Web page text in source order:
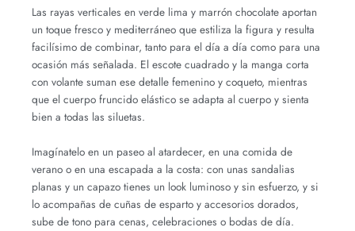
Las rayas verticales en verde lima y marrón chocolate aportan
un toque fresco y mediterráneo que estiliza la figura y resulta
facilísimo de combinar, tanto para el día a día como para una
ocasión más señalada. El escote cuadrado y la manga corta
con volante suman ese detalle femenino y coqueto, mientras
que el cuerpo fruncido elástico se adapta al cuerpo y sienta
bien a todas las siluetas.
Imagínatelo en un paseo al atardecer, en una comida de
verano o en una escapada a la costa: con unas sandalias
planas y un capazo tienes un look luminoso y sin esfuerzo, y si
lo acompañas de cuñas de esparto y accesorios dorados,
sube de tono para cenas, celebraciones o bodas de día.